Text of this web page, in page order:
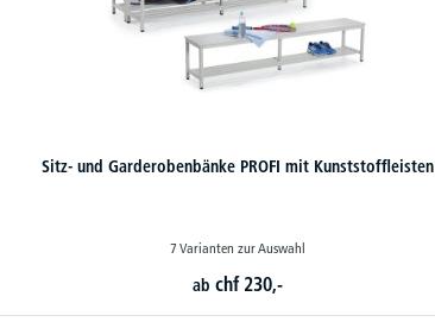
Sitz- und Garderobenbänke PROFI mit Kunststoffleisten
7 Varianten zur Auswahl
ab chf 230,-